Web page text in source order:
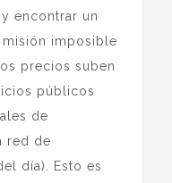
encontrar un
imposible
precios suben
públicos
de
red de
día). Esto es